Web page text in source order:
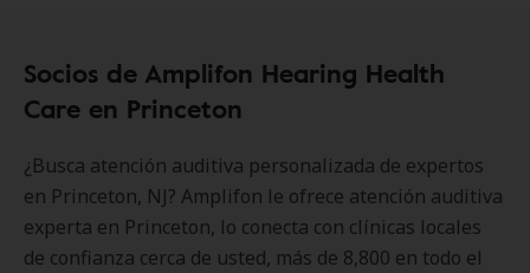
Socios de Amplifon Hearing Health
Care en Princeton
¿Busca atención auditiva personalizada de expertos
en Princeton, NJ? Amplifon le ofrece atención auditiva
experta en Princeton, lo conecta con clínicas locales
de confianza cerca de usted, más de 8,800 en todo el